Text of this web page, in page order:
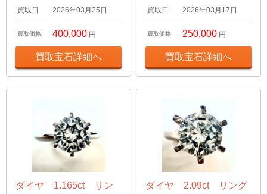
買取日 2026年03月25日
買取価格 400,000 円
買取宝石詳細へ
買取日 2026年03月17日
買取価格 250,000 円
買取宝石詳細へ
ダイヤ 1.165ct リン
ダイヤ 2.09ct リング